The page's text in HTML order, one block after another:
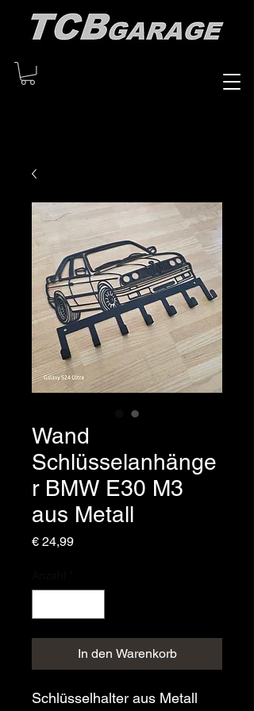
Wand
Schlüsselanhänge
r BMW E30 M3
aus Metall
€ 24,99Preis
In den Warenkorb
Schlüsselhalter aus Metall